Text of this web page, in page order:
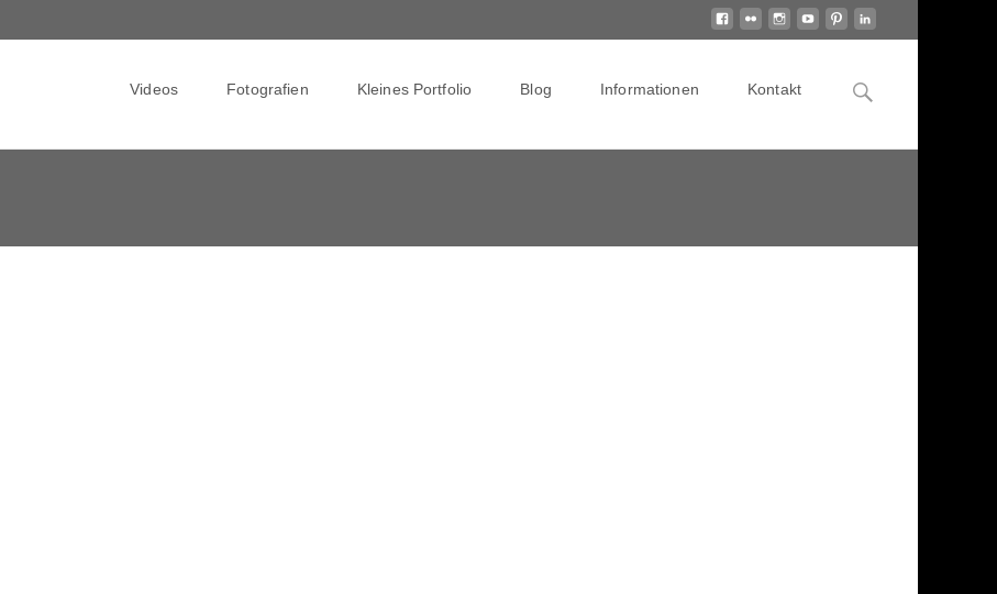
Videos Fotografien Kleines Portfolio Blog Informationen Kontakt
Search